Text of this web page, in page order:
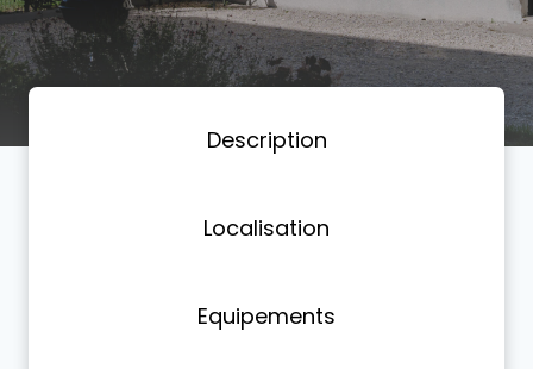
Description
Localisation
Equipements